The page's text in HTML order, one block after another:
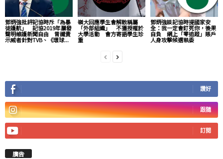
鄧炳強批評記協時斥「為暴
徒護航」 記協2019年屢發
聲明維護新聞自由 曾譴責
示威者針對TVB、《環球...
嶺大回應學生會解散稱屬
「外部組織」 不獲授權於
大學活動 會方寄語學生珍
重
鄧炳強談記協時提國家安
全：我一定會釘死你，後果
自負 網上「零追蹤」賬戶
人身攻擊候選執委
讚好
跟隨
訂閱
廣告